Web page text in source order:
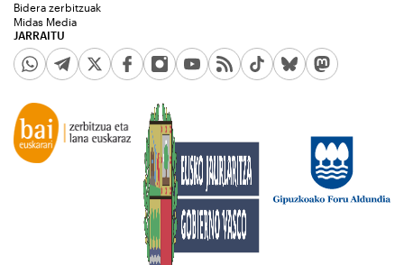
JARRAITU
Bidera zerbitzuak
Midas Media